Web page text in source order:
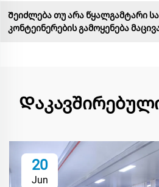
Შეიძლება თუ არა წყალგამტარი
კონტეინერების გამოყენება
20
Jun